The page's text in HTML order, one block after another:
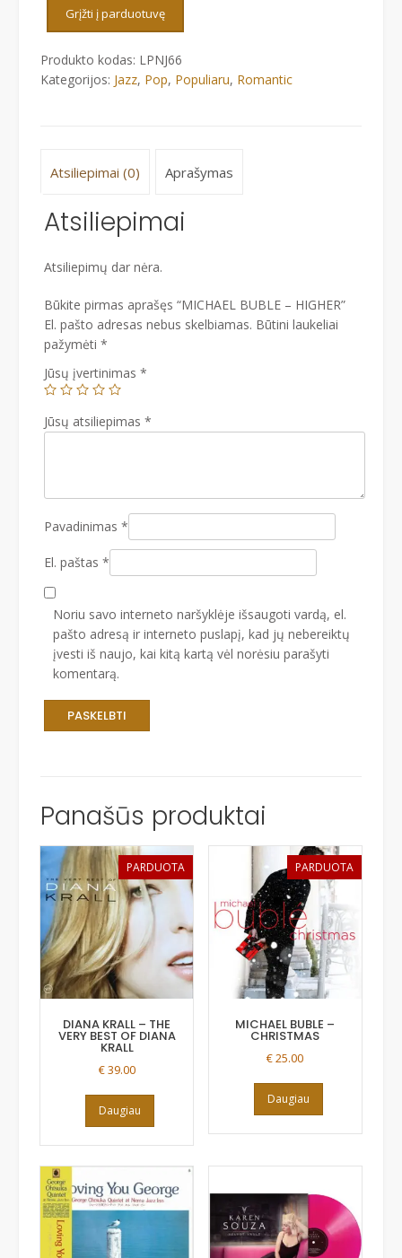
Grįžti į parduotuvę
Produkto kodas: LPNJ66
Kategorijos: Jazz, Pop, Populiaru, Romantic
Atsiliepimai (0) Aprašymas
Atsiliepimai
Atsiliepimų dar nėra.
Būkite pirmas aprašęs “MICHAEL BUBLE – HIGHER”
El. pašto adresas nebus skelbiamas. Būtini laukeliai
pažymėti *
Jūsų įvertinimas *
Jūsų atsiliepimas *
Pavadinimas *
El. paštas *
Noriu savo interneto naršyklėje išsaugoti vardą, el.
pašto adresą ir interneto puslapį, kad jų nebereiktų
įvesti iš naujo, kai kitą kartą vėl norėsiu parašyti
komentarą.
Panašūs produktai
PARDUOTA
DIANA KRALL – THE
VERY BEST OF DIANA
KRALL
€39.00
Daugiau
PARDUOTA
MICHAEL BUBLE ‎–
CHRISTMAS
€25.00
Daugiau